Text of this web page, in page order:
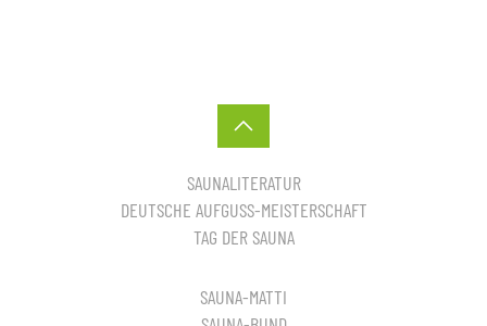
SAUNALITERATUR
DEUTSCHE AUFGUSS-MEISTERSCHAFT
TAG DER SAUNA
SAUNA-MATTI